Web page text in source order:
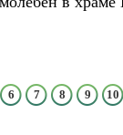
6 7 8 9 10